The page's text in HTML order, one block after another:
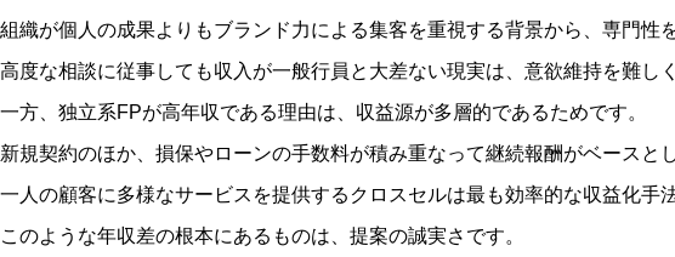
組織が個人の成果よりもブランド力による集客を重視する背景から、専門性
高度な相談に従事しても収入が一般行員と大差ない現実は、意欲維持を難し
一方、独立系FPが高年収である理由は、収益源が多層的であるためです。
新規契約のほか、損保やローンの手数料が積み重なって継続報酬がベースと
一人の顧客に多様なサービスを提供するクロスセルは最も効率的な収益化手
このような年収差の根本にあるものは、提案の誠実さです。